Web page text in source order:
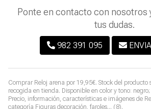
Comprar Reloj arena por 19,95€. Stock del producto
recogida en tienda. Disponible en color y tono:
Precio, información, características e imágenes de
categoría Figuras decoración, faroles... (8).
Ponte en contacto con nosotros
tus dudas.
982 391 095